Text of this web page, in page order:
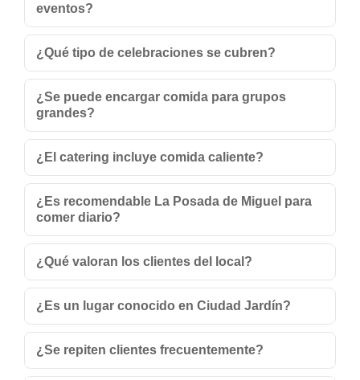
eventos?
¿Qué tipo de celebraciones se cubren?
¿Se puede encargar comida para grupos
grandes?
¿El catering incluye comida caliente?
¿Es recomendable La Posada de Miguel para
comer diario?
¿Qué valoran los clientes del local?
¿Es un lugar conocido en Ciudad Jardín?
¿Se repiten clientes frecuentemente?